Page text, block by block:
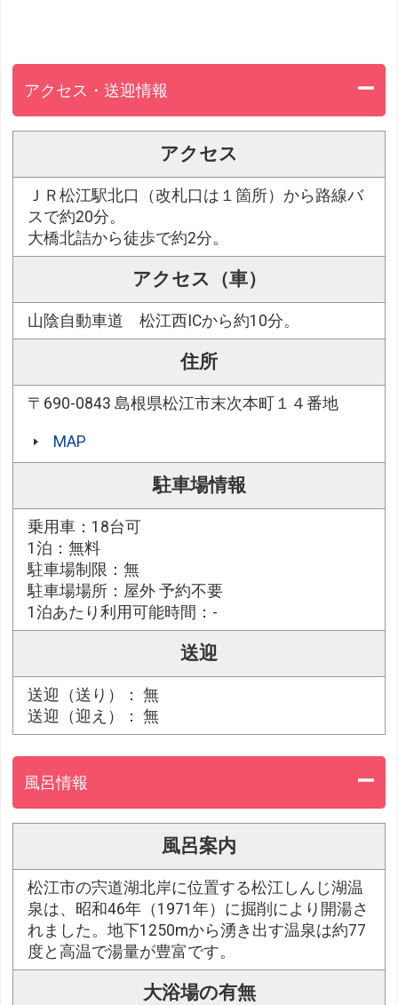
アクセス・送迎情報
アクセス
ＪＲ松江駅北口（改札口は１箇所）から路線バ
スで約20分。
大橋北詰から徒歩で約2分。
アクセス（車）
山陰自動車道 松江西ICから約10分。
住所
〒690-0843 島根県松江市末次本町１４番地
MAP
駐車場情報
乗用車：18台可
1泊：無料
駐車場制限：無
駐車場場所：屋外 予約不要
1泊あたり利用可能時間：-
送迎
送迎（送り）： 無
送迎（迎え）： 無
風呂情報
風呂案内
松江市の宍道湖北岸に位置する松江しんじ湖温
泉は、昭和46年（1971年）に掘削により開湯さ
れました。地下1250mから湧き出す温泉は約77
度と高温で湯量が豊富です。
大浴場の有無